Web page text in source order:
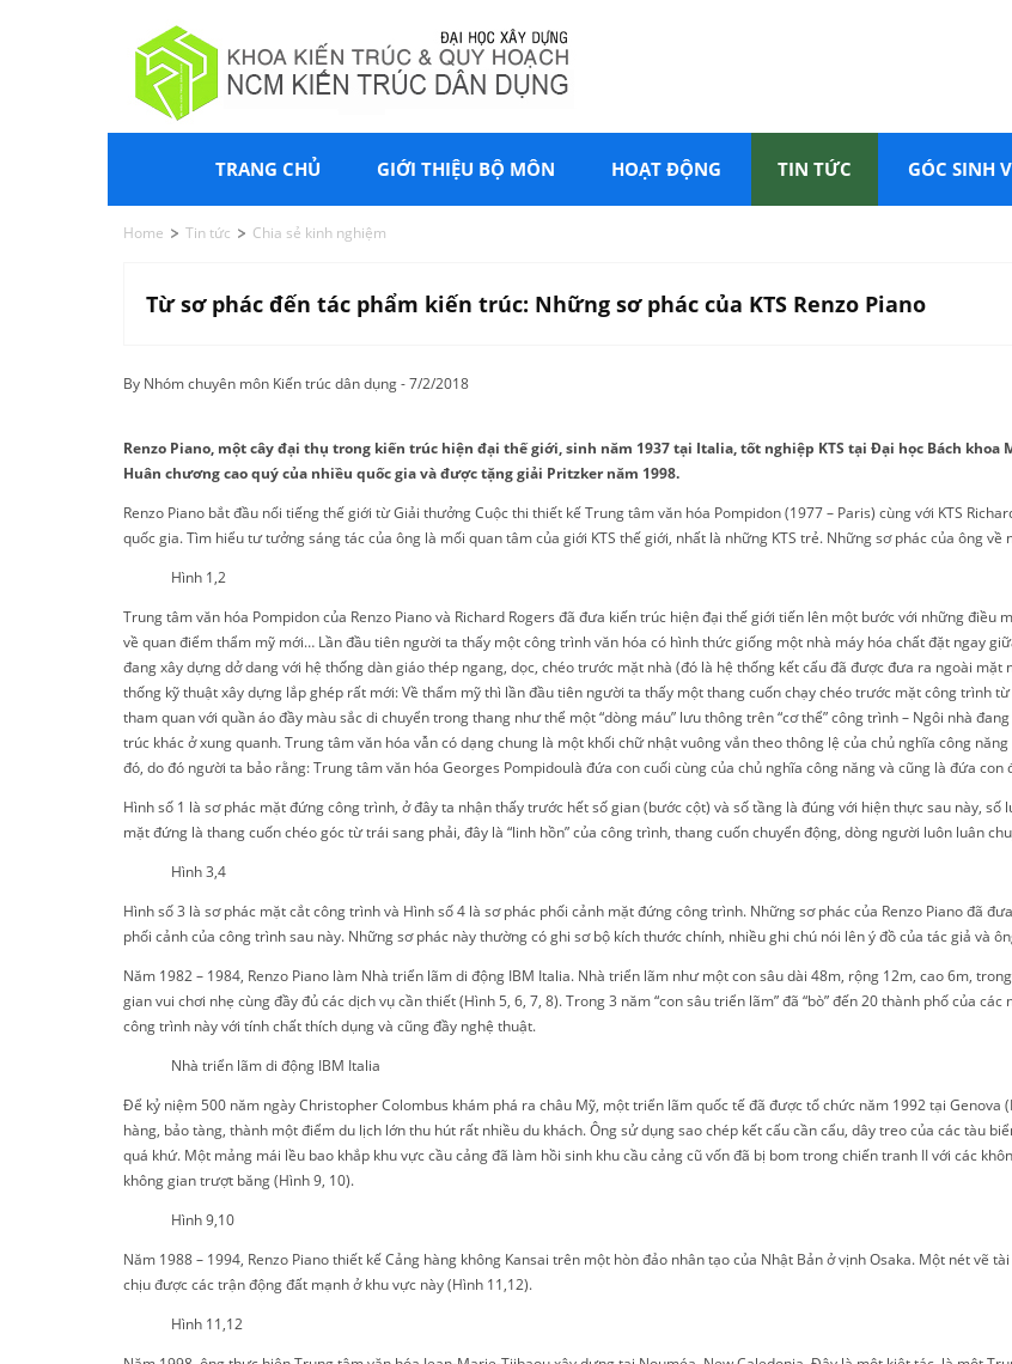
TRANG CHỦ GIỚI THIỆU BỘ MÔN HOẠT ĐỘNG TIN TỨC GÓC SINH
Home Tin tức Chia sẻ kinh nghiệm
Từ sơ phác đến tác phẩm kiến trúc: Những sơ phác của KTS Renzo Piano
By Nhóm chuyên môn Kiến trúc dân dụng - 7/2/2018
Renzo Piano, một cây đại thụ trong kiến trúc hiện đại thế giới, sinh năm 1937 tại Italia, tốt nghiệp KTS tại Đại học Bách
Huân chương cao quý của nhiều quốc gia và được tặng giải Pritzker năm 1998.
Renzo Piano bắt đầu nổi tiếng thế giới từ Giải thưởng Cuộc thi thiết kế Trung tâm văn hóa Pompidon (1977 – Paris) cùng với KTS
quốc gia. Tìm hiểu tư tưởng sáng tác của ông là mối quan tâm của giới KTS thế giới, nhất là những KTS trẻ. Những sơ phác của ông
Hình 1,2
Trung tâm văn hóa Pompidon của Renzo Piano và Richard Rogers đã đưa kiến trúc hiện đại thế giới tiến lên một bước với những điều
về quan điểm thẩm mỹ mới… Lần đầu tiên người ta thấy một công trình văn hóa có hình thức giống một nhà máy hóa chất đặt ngay
đang xây dựng dở dang với hệ thống dàn giáo thép ngang, dọc, chéo trước mặt nhà (đó là hệ thống kết cấu đã được đưa ra ngoài
thống kỹ thuật xây dựng lắp ghép rất mới: Về thẩm mỹ thì lần đầu tiên người ta thấy một thang cuốn chạy chéo trước mặt công trình
tham quan với quần áo đầy màu sắc di chuyển trong thang như thể một “dòng máu” lưu thông trên “cơ thể” công trình – Ngôi nhà
trúc khác ở xung quanh. Trung tâm văn hóa vẫn có dạng chung là một khối chữ nhật vuông vắn theo thông lệ của chủ nghĩa công
đó, do đó người ta bảo rằng: Trung tâm văn hóa Georges Pompidoulà đứa con cuối cùng của chủ nghĩa công năng và cũng là đứa con
Hình số 1 là sơ phác mặt đứng công trình, ở đây ta nhận thấy trước hết số gian (bước cột) và số tầng là đúng với hiện thực sau này,
mặt đứng là thang cuốn chéo góc từ trái sang phải, đây là “linh hồn” của công trình, thang cuốn chuyển động, dòng người luôn luân
Hình 3,4
Hình số 3 là sơ phác mặt cắt công trình và Hình số 4 là sơ phác phối cảnh mặt đứng công trình. Những sơ phác của Renzo Piano đã
phối cảnh của công trình sau này. Những sơ phác này thường có ghi sơ bộ kích thước chính, nhiều ghi chú nói lên ý đồ của tác giả và
Năm 1982 – 1984, Renzo Piano làm Nhà triển lãm di động IBM Italia. Nhà triển lãm như một con sâu dài 48m, rộng 12m, cao 6m,
gian vui chơi nhẹ cùng đầy đủ các dịch vụ cần thiết (Hình 5, 6, 7, 8). Trong 3 năm “con sâu triển lãm” đã “bò” đến 20 thành phố của
công trình này với tính chất thích dụng và cũng đầy nghệ thuật.
Nhà triển lãm di động IBM Italia
Để kỷ niệm 500 năm ngày Christopher Colombus khám phá ra châu Mỹ, một triển lãm quốc tế đã được tổ chức năm 1992 tại Genova
hàng, bảo tàng, thành một điểm du lịch lớn thu hút rất nhiều du khách. Ông sử dụng sao chép kết cấu cần cẩu, dây treo của các tàu
quá khứ. Một mảng mái lều bao khắp khu vực cầu cảng đã làm hồi sinh khu cầu cảng cũ vốn đã bị bom trong chiến tranh II với các
không gian trượt băng (Hình 9, 10).
Hình 9,10
Năm 1988 – 1994, Renzo Piano thiết kế Cảng hàng không Kansai trên một hòn đảo nhân tạo của Nhật Bản ở vịnh Osaka. Một nét vẽ
chịu được các trận động đất mạnh ở khu vực này (Hình 11,12).
Hình 11,12